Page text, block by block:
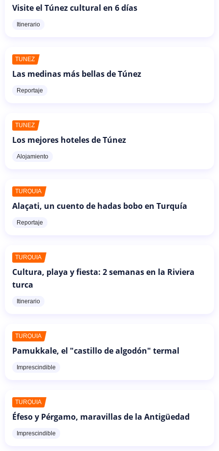
Visite el Túnez cultural en 6 días
Itinerario
TÚNEZ
Las medinas más bellas de Túnez
Reportaje
TÚNEZ
Los mejores hoteles de Túnez
Alojamiento
TURQUÍA
Alaçati, un cuento de hadas bobo en Turquía
Reportaje
TURQUÍA
Cultura, playa y fiesta: 2 semanas en la Riviera
turca
Itinerario
TURQUÍA
Pamukkale, el "castillo de algodón" termal
Imprescindible
TURQUÍA
Éfeso y Pérgamo, maravillas de la Antigüedad
Imprescindible